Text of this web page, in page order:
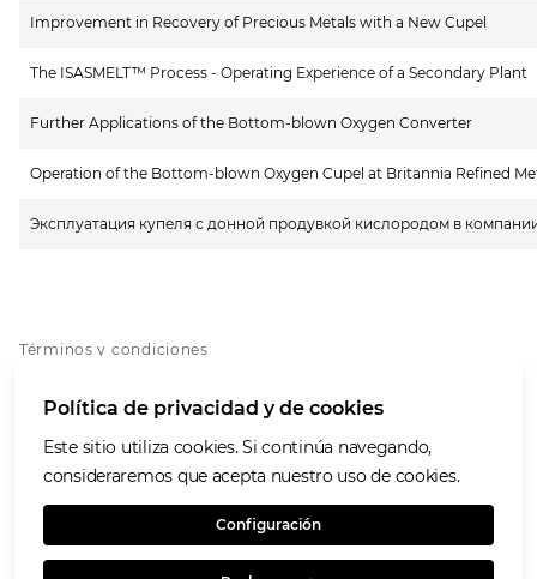
Improvement in Recovery of Precious Metals with a New Cupel
The ISASMELT™ Process - Operating Experience of a Secondary Plant
Further Applications of the Bottom-blown Oxygen Converter
Operation of the Bottom-blown Oxygen Cupel at Britannia Refined
Эксплуатация купеля с донной продувкой кислородом в
Términos y condiciones
Política de cookies
Accesibilidad
Nuestros valores
Política de privacidad y de cookies
Este sitio utiliza cookies. Si continúa navegando,
consideraremos que acepta nuestro uso de cookies.
Configuración